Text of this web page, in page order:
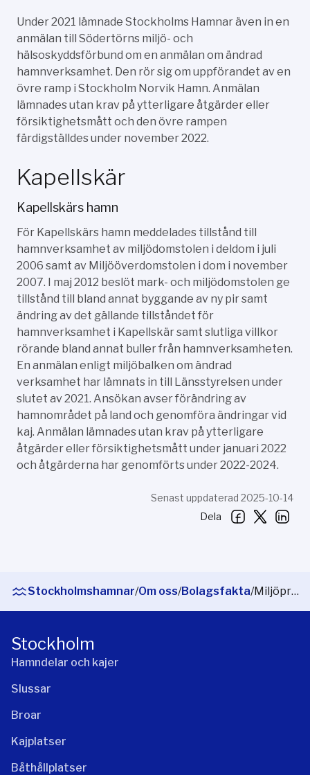
Under 2021 lämnade Stockholms Hamnar även in en
anmälan till Södertörns miljö- och
hälsoskyddsförbund om en anmälan om ändrad
hamnverksamhet. Den rör sig om uppförandet av en
övre ramp i Stockholm Norvik Hamn. Anmälan
lämnades utan krav på ytterligare åtgärder eller
försiktighetsmått och den övre rampen
färdigställdes under november 2022.
Kapellskär
Kapellskärs hamn
För Kapellskärs hamn meddelades tillstånd till
hamnverksamhet av miljödomstolen i deldom i juli
2006 samt av Miljööverdomstolen i dom i november
2007. I maj 2012 beslöt mark- och miljödomstolen ge
tillstånd till bland annat byggande av ny pir samt
ändring av det gällande tillståndet för
hamnverksamhet i Kapellskär samt slutliga villkor
rörande bland annat buller från hamnverksamheten.
En anmälan enligt miljöbalken om ändrad
verksamhet har lämnats in till Länsstyrelsen under
slutet av 2021. Ansökan avser förändring av
hamnområdet på land och genomföra ändringar vid
kaj. Anmälan lämnades utan krav på ytterligare
åtgärder eller försiktighetsmått under januari 2022
och åtgärderna har genomförts under 2022-2024.
Senast uppdaterad 2025-10-14
Dela
Stockholmshamnar/Om oss/Bolagsfakta/ Miljöprövningar
Stockholm
Hamndelar och kajer
Slussar
Broar
Kajplatser
Båthållplatser